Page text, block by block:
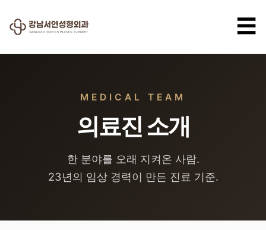
☰
MEDICAL TEAM
의료진 소개
한 분야를 오래 지켜온 사람.
23년의 임상 경력이 만든 진료 기준.